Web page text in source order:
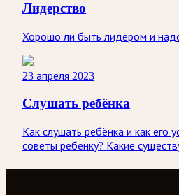
Лидерство
Хорошо ли быть лидером и
23 апреля 2023
Слушать ребёнка
Как слушать ребёнка и как
советы ребенку? Какие